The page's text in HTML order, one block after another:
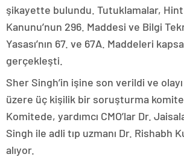
şikayette bulundu. Tutuklamalar, Hint
Kanunu’nun 296. Maddesi ve Bilgi
Yasası’nın 67. ve 67A. Maddeleri
gerçekleşti.
Sher Singh’in işine son verildi ve
üzere üç kişilik bir soruşturma
Komitede, yardımcı CMO’lar Dr.
Singh ile adli tıp uzmanı Dr. Rishabh
alıyor.